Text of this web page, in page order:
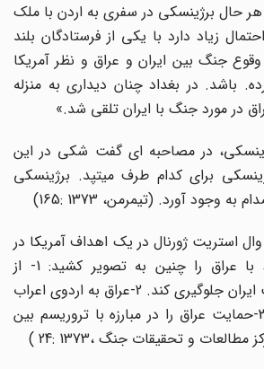
حال برژینسکی در سفری به اردن با ملک
زیاد دارد با یکی از فرستادگان بلند
جنگ بین ایران و عراق و نظر آمریکا
باشد. در بغداد چنان دیداری به منزله
در مورد جنگ با ایران تلقی شد.»
در مصاحبه ای گفت شکی در این
برای کدام طرف میتپد. برژینسکی
وجود آورد. (تیمرمن، 1373 :165)
استریت ژورنال در یک اهداف آمریکا در
برقراری بررسی روابط با عراق را چنین به تصویر کشید: 1- از
شکست عراق به دست ایران جلوگیری کند. 2-عراق به اردوی اعراب
رو ملحق شود 3-حمایت عراق را در مبارزه با تروریسم بین
و تحقیقات جنگ ،1373 :24 )